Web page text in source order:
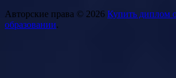
Авторские права © 2026 Купить диплом
образовании.